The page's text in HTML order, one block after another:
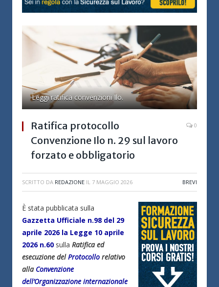
Leggi ratifica convenzioni Ilo.
Ratifica protocollo
Convenzione Ilo n. 29 sul lavoro
forzato e obbligatorio
0
SCRITTO DA REDAZIONE IL 7 MAGGIO 2026 BREVI
È stata pubblicata sulla
Gazzetta Ufficiale n.98 del 29
aprile 2026 la Legge 10 aprile
2026 n.60 sulla Ratifica ed
esecuzione delProtocollo relativo
alla Convenzione
dell’Organizzazione internazionale